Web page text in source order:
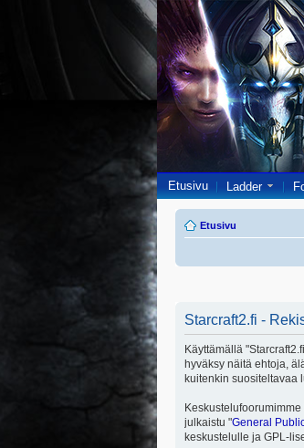
Etusivu Ladder
Etusivu
Starcraft2.fi -
Käyttämällä
hyväksy näitä ehtoja,
kuitenkin suositeltavaa
julkaistu "General
keskustelulle ja GPL-